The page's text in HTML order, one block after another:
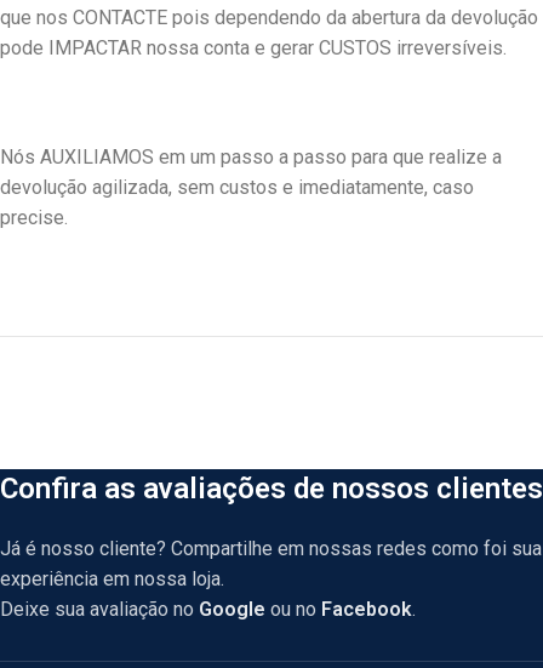
que nos CONTACTE pois dependendo da abertura da devolução
pode IMPACTAR nossa conta e gerar CUSTOS irreversíveis.
Nós AUXILIAMOS em um passo a passo para que realize a
devolução agilizada, sem custos e imediatamente, caso
precise.
Confira as avaliações de nossos clientes
Já é nosso cliente? Compartilhe em nossas redes como foi sua
experiência em nossa loja.
Deixe sua avaliação no Google ou no Facebook.